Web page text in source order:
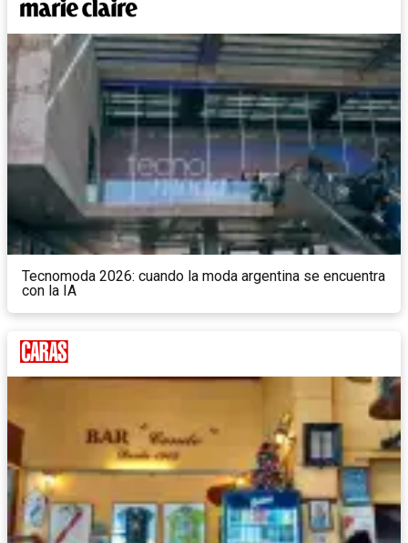
Tecnomoda 2026: cuando la moda argentina se encuentra
con la IA